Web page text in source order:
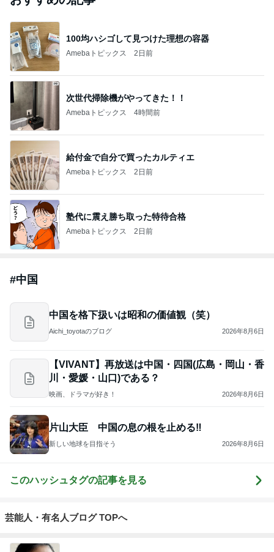
100均ハシゴして見つけた理想の容器
Amebaトピックス 2日前
次世代掃除機がやってきた！！
Amebaトピックス 4時間前
給付金で自分で買ったカルティエ
Amebaトピックス 2日前
塾代に震え勝ち取った特待合格
Amebaトピックス 2日前
#中国
中国を格下扱いは昭和の価値観（笑）
Aichi_toyotaのブログ 2026年8月6日
【VIVANT】再放送は中国・四国(広島・岡山・香
川・愛媛・山口)である？
映画、ドラマが好き！ 2026年8月6日
片山大臣 中国の息の根を止める‼️
新しい地球を目指そう 2026年8月6日
このハッシュタグの記事を見る
芸能人・有名人ブログ TOPへ